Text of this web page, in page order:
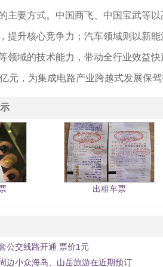
主要方式。中国商飞、中国宝武等
提升核心竞争力；汽车领域则以新
领域的技术能力，带动全行业效益
元，为集成电路产业跨越式发展保驾
出租车票
公交线路开通 票价1元
边小众海岛、山岳旅游在近期预订